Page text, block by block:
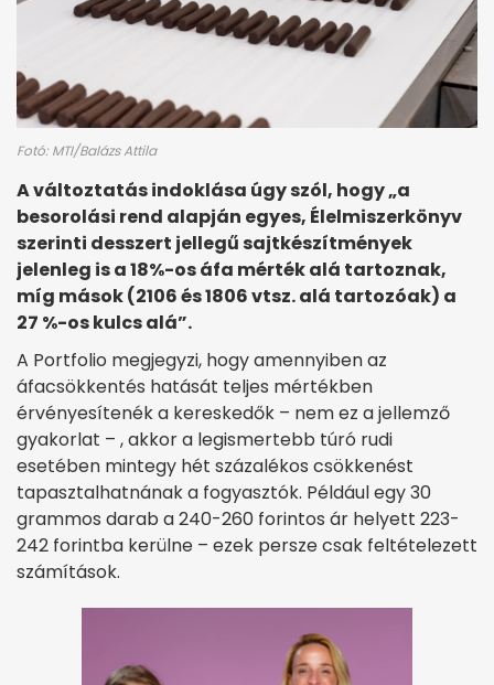
Fotó: MTI/Balázs Attila
A változtatás indoklása úgy szól, hogy „a
besorolási rend alapján egyes, Élelmiszerkönyv
szerinti desszert jellegű sajtkészítmények
jelenleg is a 18%-os áfa mérték alá tartoznak,
míg mások (2106 és 1806 vtsz. alá tartozóak) a
27 %-os kulcs alá”.
A Portfolio megjegyzi, hogy amennyiben az
áfacsökkentés hatását teljes mértékben
érvényesítenék a kereskedők – nem ez a jellemző
gyakorlat – , akkor a legismertebb túró rudi
esetében mintegy hét százalékos csökkenést
tapasztalhatnának a fogyasztók. Például egy 30
grammos darab a 240-260 forintos ár helyett 223-
242 forintba kerülne – ezek persze csak feltételezett
számítások.